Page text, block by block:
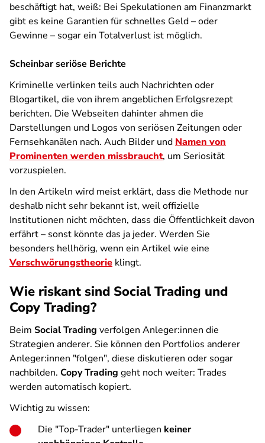
beschäftigt hat, weiß: Bei Spekulationen am Finanzmarkt
gibt es keine Garantien für schnelles Geld – oder
Gewinne – sogar ein Totalverlust ist möglich.
Scheinbar seriöse Berichte
Kriminelle verlinken teils auch Nachrichten oder
Blogartikel, die von ihrem angeblichen Erfolgsrezept
berichten. Die Webseiten dahinter ahmen die
Darstellungen und Logos von seriösen Zeitungen oder
Fernsehkanälen nach. Auch Bilder und Namen von
Prominenten werden missbraucht, um Seriosität
vorzuspielen.
In den Artikeln wird meist erklärt, dass die Methode nur
deshalb nicht sehr bekannt ist, weil offizielle
Institutionen nicht möchten, dass die Öffentlichkeit davon
erfährt – sonst könnte das ja jeder. Werden Sie
besonders hellhörig, wenn ein Artikel wie eine
Verschwörungstheorie klingt.
Wie riskant sind Social Trading und
Copy Trading?
Beim Social Trading verfolgen Anleger:innen die
Strategien anderer. Sie können den Portfolios anderer
Anleger:innen "folgen", diese diskutieren oder sogar
nachbilden. Copy Trading geht noch weiter: Trades
werden automatisch kopiert.
Wichtig zu wissen:
Die "Top-Trader" unterliegen keiner